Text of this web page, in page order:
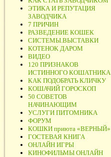
ЭТИКА И РЕПУТАЦИЯ
ЗАВОДЧИКА
7 ПРИЧИН
РАЗВЕДЕНИЕ КОШЕК
СИСТЕМЫ.ВЫСТАВКИ
КОТЕНОК ДАРОМ
ВИДЕО
120 ПРИЗНАКОВ
ИСТИННОГО КОШАТНИКА
КАК ПОДОБРАТЬ КЛИЧКУ
КОШАЧИЙ ГОРОСКОП
50 СОВЕТОВ
НАЧИНАЮЩИМ
УСЛУГИ ПИТОМНИКА
ФОРУМ
КОШКИ приюта «ВЕРНЫЙ»
ГОСТЕВАЯ КНИГА
ОНЛАЙН ИГРЫ
КИНОФИЛЬМЫ ОНЛАЙН